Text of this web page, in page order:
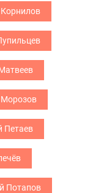
Морозов
Петаев
Потапов